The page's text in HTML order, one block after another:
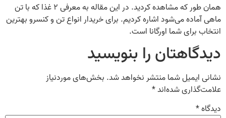
همان‌ طور که مشاهده کردید. در این مقاله به معرفی ۲ غذا که با تن
ماهی آماده می‌شود اشاره کردیم. برای خریدار انواع تن و کنسرو بهترین
انتخاب برای شما اورگانا است.
دیدگاهتان را بنویسید
نشانی ایمیل شما منتشر نخواهد شد. بخش‌های موردنیاز
علامت‌گذاری شده‌اند*
دیدگاه*